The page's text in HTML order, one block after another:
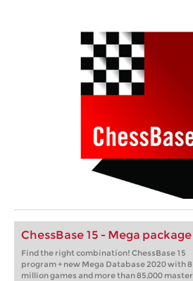
ChessBase 15 - Mega package
Find the right combination! ChessBase 15
program + new Mega Database 2020 with 8
million games and more than 85,000 master